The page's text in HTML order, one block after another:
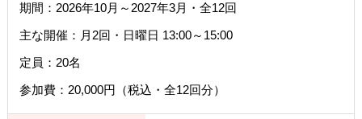
期間：2026年10月～2027年3月・全12回
主な開催：月2回・日曜日 13:00～15:00
定員：20名
参加費：20,000円（税込・全12回分）